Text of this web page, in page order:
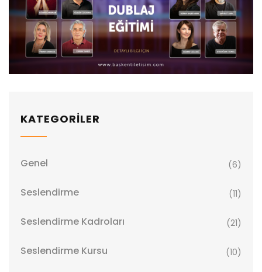
KATEGORİLER
Genel (6)
Seslendirme (11)
Seslendirme Kadroları (21)
Seslendirme Kursu (10)